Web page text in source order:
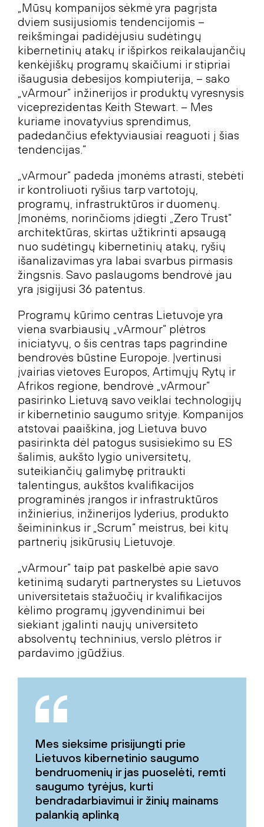
„Mūsų kompanijos sėkmė yra pagrįsta
dviem susijusiomis tendencijomis –
reikšmingai padidėjusiu sudėtingų
kibernetinių atakų ir išpirkos reikalaujančių
kenkėjiškų programų skaičiumi ir stipriai
išaugusia debesijos kompiuterija, – sako
„vArmour“ inžinerijos ir produktų vyresnysis
viceprezidentas Keith Stewart. – Mes
kuriame inovatyvius sprendimus,
padedančius efektyviausiai reaguoti į šias
tendencijas.“
„vArmour“ padeda įmonėms atrasti, stebėti
ir kontroliuoti ryšius tarp vartotojų,
programų, infrastruktūros ir duomenų.
Įmonėms, norinčioms įdiegti „Zero Trust“
architektūras, skirtas užtikrinti apsaugą
nuo sudėtingų kibernetinių atakų, ryšių
išanalizavimas yra labai svarbus pirmasis
žingsnis. Savo paslaugoms bendrovė jau
yra įsigijusi 36 patentus.
Programų kūrimo centras Lietuvoje yra
viena svarbiausių „vArmour“ plėtros
iniciatyvų, o šis centras taps pagrindine
bendrovės būstine Europoje. Įvertinusi
įvairias vietoves Europos, Artimųjų Rytų ir
Afrikos regione, bendrovė „vArmour“
pasirinko Lietuvą savo veiklai technologijų
ir kibernetinio saugumo srityje. Kompanijos
atstovai paaiškina, jog Lietuva buvo
pasirinkta dėl patogus susisiekimo su ES
šalimis, aukšto lygio universitetų,
suteikiančių galimybę pritraukti
talentingus, aukštos kvalifikacijos
programinės įrangos ir infrastruktūros
inžinierius, inžinerijos lyderius, produkto
šeimininkus ir „Scrum“ meistrus, bei kitų
partnerių įsikūrusių Lietuvoje.
„vArmour“ taip pat paskelbė apie savo
ketinimą sudaryti partnerystes su Lietuvos
universitetais stažuočių ir kvalifikacijos
kėlimo programų įgyvendinimui bei
siekiant įgalinti naujų universiteto
absolventų techninius, verslo plėtros ir
pardavimo įgūdžius.
Mes sieksime prisijungti prie
Lietuvos kibernetinio saugumo
bendruomenių ir jas puoselėti, remti
saugumo tyrėjus, kurti
bendradarbiavimui ir žinių mainams
palankią aplinką